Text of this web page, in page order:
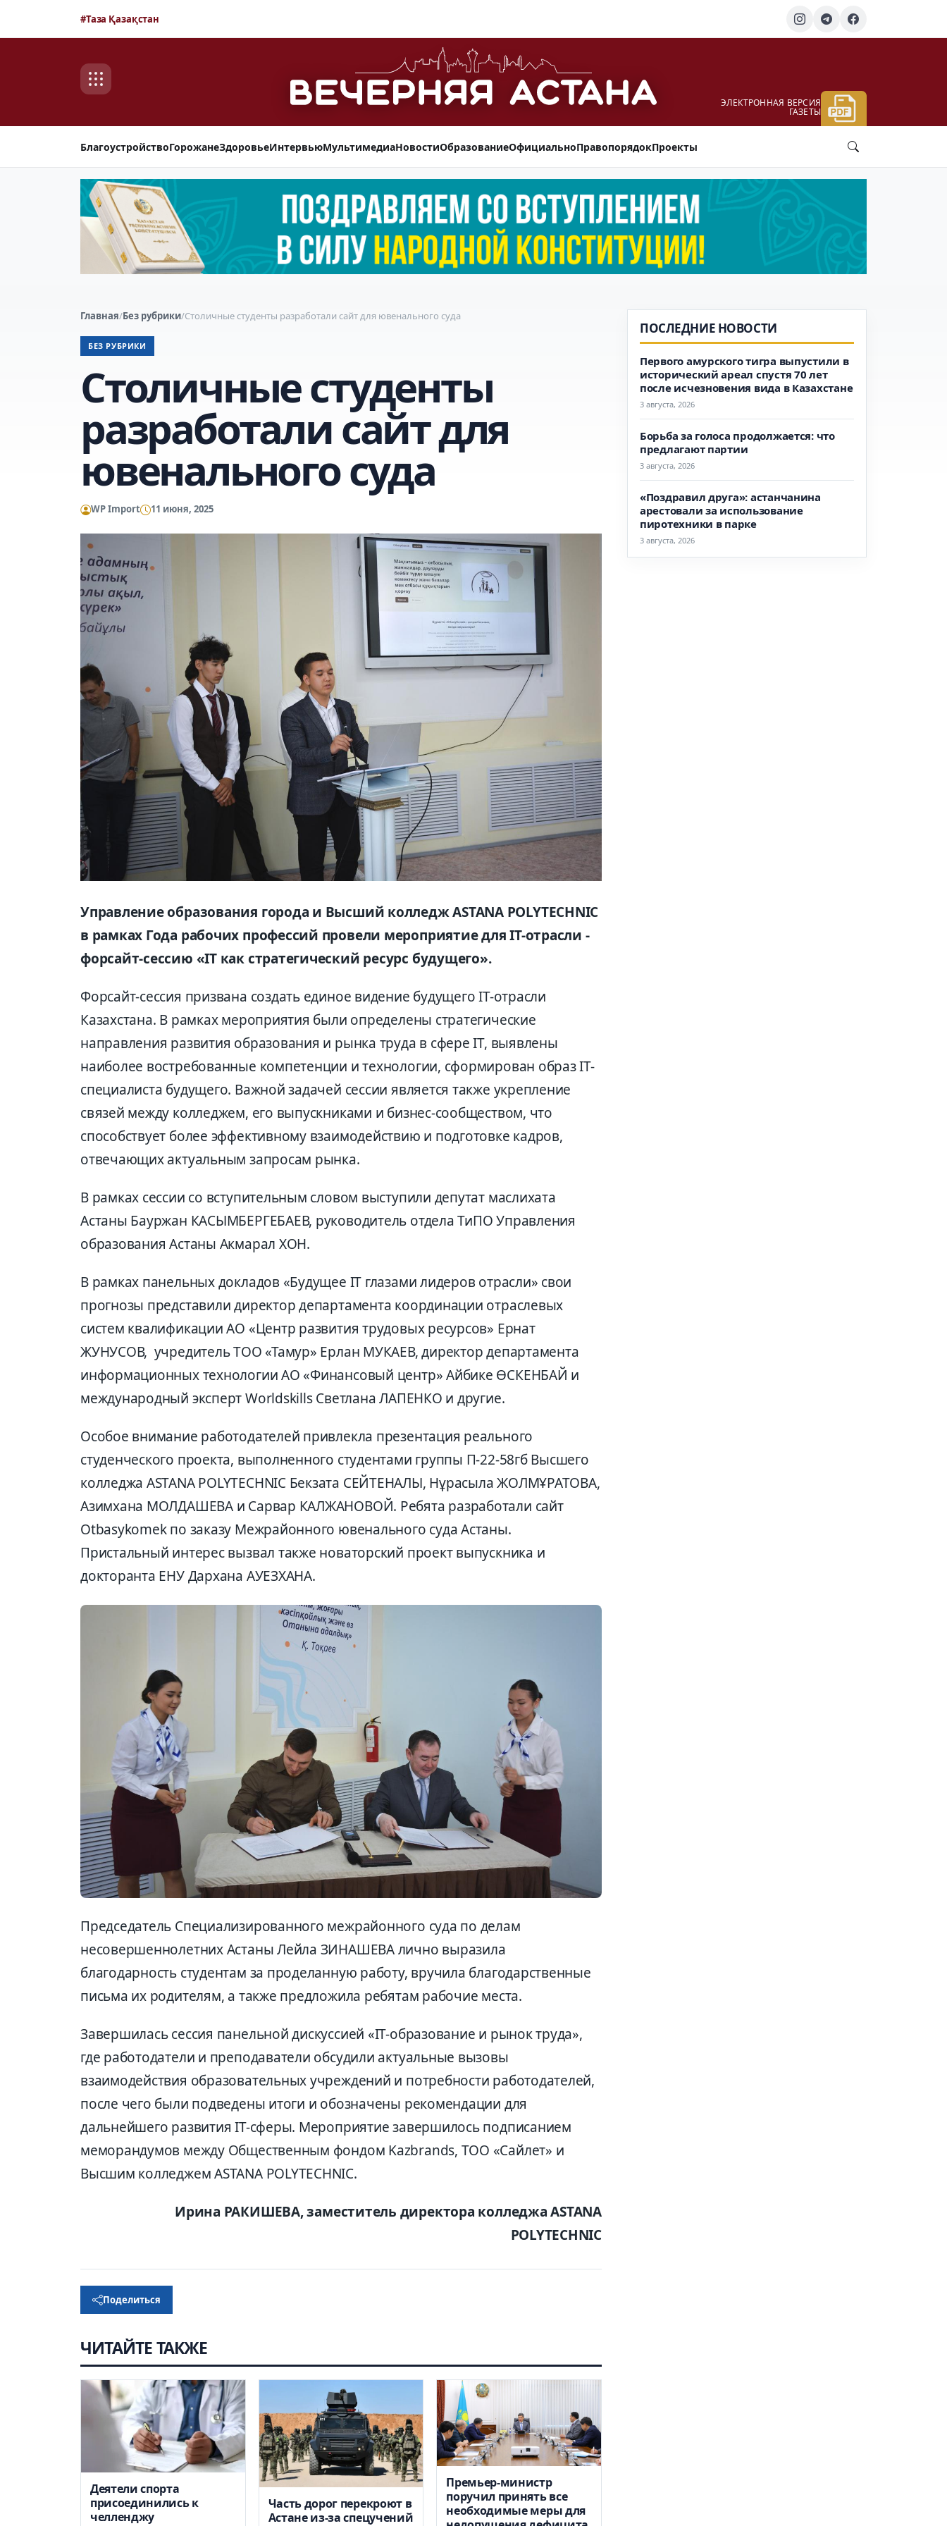
#Таза Қазақстан
ЭЛЕКТРОННАЯ ВЕРСИЯ
ГАЗЕТЫ
БлагоустройствоГорожанеЗдоровьеИнтервьюМультимедиаНовостиОбразованиеОфициальноПравопорядокПроекты
Главная/Без рубрики/Столичные студенты разработали сайт для ювенального суда
БЕЗ РУБРИКИ
Столичные студенты
разработали сайт для
ювенального суда
WP Import 11 июня, 2025
Управление образования города и Высший колледж ASTANA POLYTECHNIC
в рамках Года рабочих профессий провели мероприятие для IT-отрасли -
форсайт-сессию «IT как стратегический ресурс будущего».
Форсайт-сессия призвана создать единое видение будущего IT-отрасли
Казахстана. В рамках мероприятия были определены стратегические
направления развития образования и рынка труда в сфере IT, выявлены
наиболее востребованные компетенции и технологии, сформирован образ IT-
специалиста будущего. Важной задачей сессии является также укрепление
связей между колледжем, его выпускниками и бизнес-сообществом, что
способствует более эффективному взаимодействию и подготовке кадров,
отвечающих актуальным запросам рынка.
В рамках сессии со вступительным словом выступили депутат маслихата
Астаны Бауржан КАСЫМБЕРГЕБАЕВ, руководитель отдела ТиПО Управления
образования Астаны Акмарал ХОН.
В рамках панельных докладов «Будущее IT глазами лидеров отрасли» свои
прогнозы представили директор департамента координации отраслевых
систем квалификации АО «Центр развития трудовых ресурсов» Ернат
ЖУНУСОВ, учредитель ТОО «Тамур» Ерлан МУКАЕВ, директор департамента
информационных технологии АО «Финансовый центр» Айбике ӨСКЕНБАЙ и
международный эксперт Worldskills Светлана ЛАПЕНКО и другие.
Особое внимание работодателей привлекла презентация реального
студенческого проекта, выполненного студентами группы П-22-58гб Высшего
колледжа ASTANA POLYTECHNIC Бекзата СЕЙТЕНАЛЫ, Нұрасыла ЖОЛМҰРАТОВА,
Азимхана МОЛДАШЕВА и Сарвар КАЛЖАНОВОЙ. Ребята разработали сайт
Otbasykomek по заказу Межрайонного ювенального суда Астаны.
Пристальный интерес вызвал также новаторский проект выпускника и
докторанта ЕНУ Дархана АУЕЗХАНА.
Председатель Специализированного межрайонного суда по делам
несовершеннолетних Астаны Лейла ЗИНАШЕВА лично выразила
благодарность студентам за проделанную работу, вручила благодарственные
письма их родителям, а также предложила ребятам рабочие места.
Завершилась сессия панельной дискуссией «IT-образование и рынок труда»,
где работодатели и преподаватели обсудили актуальные вызовы
взаимодействия образовательных учреждений и потребности работодателей,
после чего были подведены итоги и обозначены рекомендации для
дальнейшего развития IT-сферы. Мероприятие завершилось подписанием
меморандумов между Общественным фондом Kazbrands, ТОО «Сайлет» и
Высшим колледжем ASTANA POLYTECHNIC.
Ирина РАКИШЕВА, заместитель директора колледжа ASTANA
POLYTECHNIC
Поделиться
ЧИТАЙТЕ ТАКЖЕ
Деятели спорта
присоединились к
челленджу
Часть дорог перекроют в
Астане из-за спецучений
Премьер-министр
поручил принять все
необходимые меры для
ПОСЛЕДНИЕ НОВОСТИ
Первого амурского тигра выпустили в
исторический ареал спустя 70 лет
после исчезновения вида в Казахстане
3 августа, 2026
Борьба за голоса продолжается: что
предлагают партии
3 августа, 2026
«Поздравил друга»: астанчанина
арестовали за использование
пиротехники в парке
3 августа, 2026